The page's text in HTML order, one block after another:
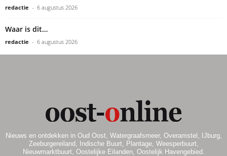
redactie - 6 augustus 2026
Waar is dit…
redactie - 6 augustus 2026
Nieuws en ontdekken in Oud Oost, Watergraafsmeer, Overamstel, IJburg,
Zeeburgereiland, Indische Buurt, Plantage, Weesperbuurt,
Nieuwmarktbuurt, Oostelijke Eilanden, Oostelijk Havengebied.